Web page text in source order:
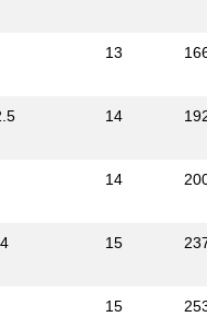
13
14
14
4 15
15